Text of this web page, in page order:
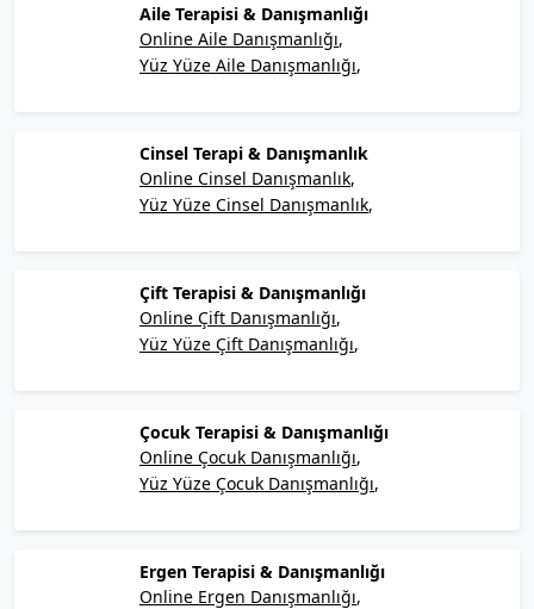
Aile Terapisi & Danışmanlığı
Online Aile Danışmanlığı
Yüz Yüze Aile Danışmanlığı
Cinsel Terapi & Danışmanlık
Online Cinsel Danışmanlık
Yüz Yüze Cinsel Danışmanlık
Çift Terapisi & Danışmanlığı
Online Çift Danışmanlığı
Yüz Yüze Çift Danışmanlığı
Çocuk Terapisi & Danışmanlığı
Online Çocuk Danışmanlığı
Yüz Yüze Çocuk Danışmanlığı
Ergen Terapisi & Danışmanlığı
Online Ergen Danışmanlığı